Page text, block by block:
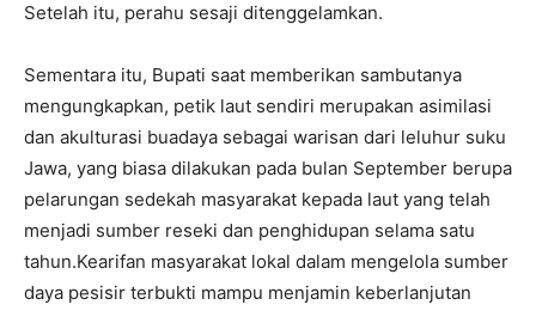
Setelah itu, perahu sesaji ditenggelamkan.
Sementara itu, Bupati saat memberikan sambutanya
mengungkapkan, petik laut sendiri merupakan asimilasi
dan akulturasi buadaya sebagai warisan dari leluhur suku
Jawa, yang biasa dilakukan pada bulan September berupa
pelarungan sedekah masyarakat kepada laut yang telah
menjadi sumber reseki dan penghidupan selama satu
tahun.Kearifan masyarakat lokal dalam mengelola sumber
daya pesisir terbukti mampu menjamin keberlanjutan